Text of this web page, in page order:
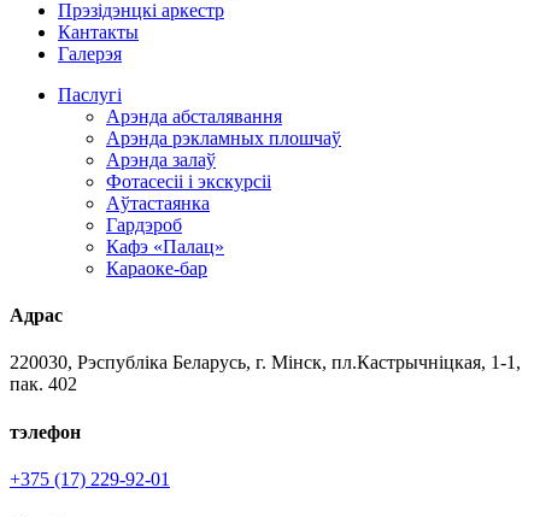
Прэзідэнцкі аркестр
Кантакты
Галерэя
Паслугі
Арэнда абсталявання
Арэнда рэкламных плошчаў
Арэнда залаў
Фотасесіі і экскурсіі
Аўтастаянка
Гардэроб
Кафэ «Палац»
Караоке-бар
Адрас
220030, Рэспубліка Беларусь, г. Мінск, пл.Кастрычніцкая, 1-1,
пак. 402
тэлефон
+375 (17) 229-92-01